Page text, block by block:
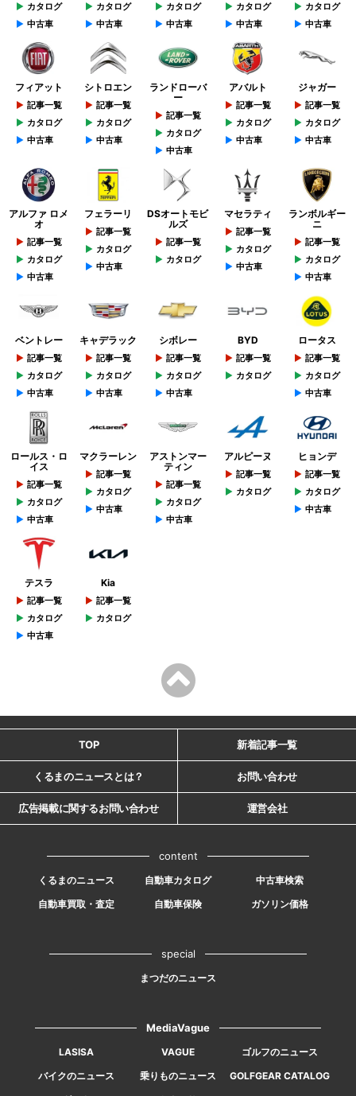
カタログ
中古車
カタログ
中古車
カタログ
中古車
カタログ
中古車
カタログ
中古車
フィアット
記事一覧
カタログ
中古車
シトロエン
記事一覧
カタログ
中古車
ランドローバ
ー
記事一覧
カタログ
中古車
アバルト
記事一覧
カタログ
中古車
ジャガー
記事一覧
カタログ
中古車
アルファ ロメ
オ
記事一覧
カタログ
中古車
フェラーリ
記事一覧
カタログ
中古車
DSオートモビ
ルズ
記事一覧
カタログ
マセラティ
記事一覧
カタログ
中古車
ランボルギー
ニ
記事一覧
カタログ
中古車
ベントレー
記事一覧
カタログ
中古車
キャデラック
記事一覧
カタログ
中古車
シボレー
記事一覧
カタログ
中古車
BYD
記事一覧
カタログ
ロータス
記事一覧
カタログ
中古車
ロールス・ロ
イス
記事一覧
カタログ
中古車
マクラーレン
記事一覧
カタログ
中古車
アストンマー
ティン
記事一覧
カタログ
中古車
アルピーヌ
記事一覧
カタログ
ヒョンデ
記事一覧
カタログ
中古車
テスラ
記事一覧
カタログ
中古車
Kia
記事一覧
カタログ
TOP 新着記事一覧
くるまのニュースとは？ お問い合わせ
広告掲載に関するお問い合わせ 運営会社
content
くるまのニュース 自動車カタログ
中古車検索
自動車買取・査定
自動車保険 ガソリン価格
special
まつだのニュース
MediaVague
LASISA VAGUE
ゴルフのニュース
バイクのニュース
乗りものニュース
GOLFGEAR CATALOG